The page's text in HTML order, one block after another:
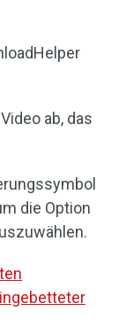
ab, das
die Option